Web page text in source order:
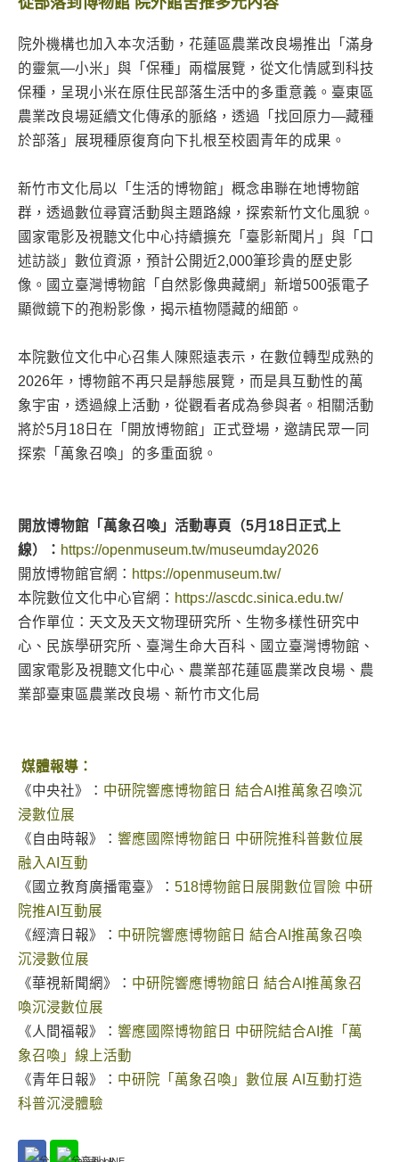
院外機構也加入本次活動，花蓮區農業改良場推出「滿身
的靈氣—小米」與「保種」兩檔展覽，從文化情感到科技
保種，呈現小米在原住民部落生活中的多重意義。臺東區
農業改良場延續文化傳承的脈絡，透過「找回原力—藏種
於部落」展現種原復育向下扎根至校園青年的成果。
新竹市文化局以「生活的博物館」概念串聯在地博物館
群，透過數位尋寶活動與主題路線，探索新竹文化風貌。
國家電影及視聽文化中心持續擴充「臺影新聞片」與「口
述訪談」數位資源，預計公開近2,000筆珍貴的歷史影
像。國立臺灣博物館「自然影像典藏網」新增500張電子
顯微鏡下的孢粉影像，揭示植物隱藏的細節。
本院數位文化中心召集人陳熙遠表示，在數位轉型成熟的
2026年，博物館不再只是靜態展覽，而是具互動性的萬
象宇宙，透過線上活動，從觀看者成為參與者。相關活動
將於5月18日在「開放博物館」正式登場，邀請民眾一同
探索「萬象召喚」的多重面貌。
開放博物館「萬象召喚」活動專頁（5月18日正式上
線）： https://openmuseum.tw/museumday2026
開放博物館官網： https://openmuseum.tw/
本院數位文化中心官網： https://ascdc.sinica.edu.tw/
合作單位：天文及天文物理研究所、生物多樣性研究中
心、民族學研究所、臺灣生命大百科、國立臺灣博物館、
國家電影及視聽文化中心、農業部花蓮區農業改良場、農
業部臺東區農業改良場、新竹市文化局
媒體報導：
《中央社》： 中研院響應博物館日 結合AI推萬象召喚沉
浸數位展
《自由時報》： 響應國際博物館日 中研院推科普數位展
融入AI互動
《國立教育廣播電臺》： 518博物館日展開數位冒險 中研
院推AI互動展
《經濟日報》： 中研院響應博物館日 結合AI推萬象召喚
沉浸數位展
《華視新聞網》： 中研院響應博物館日 結合AI推萬象召
喚沉浸數位展
《人間福報》： 響應國際博物館日 中研院結合AI推「萬
象召喚」線上活動
《青年日報》： 中研院「萬象召喚」數位展 AI互動打造
科普沉浸體驗